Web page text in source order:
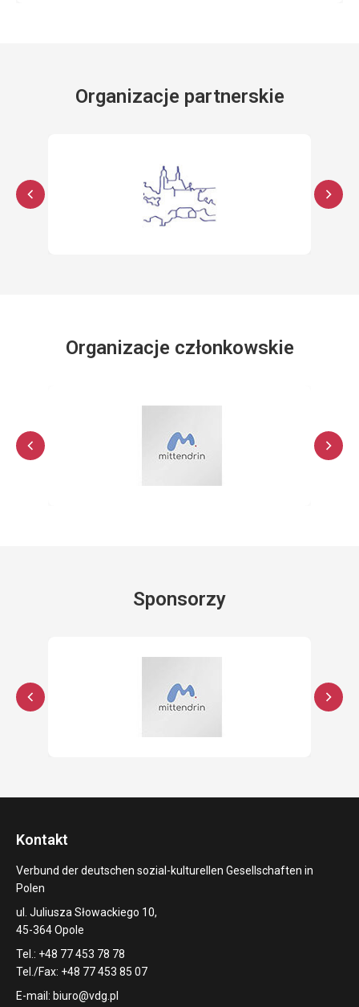
Organizacje partnerskie
Organizacje członkowskie
Sponsorzy
Kontakt
Verbund der deutschen sozial-kulturellen Gesellschaften in
Polen
ul. Juliusza Słowackiego 10,
45-364 Opole
Tel.: +48 77 453 78 78
Tel./Fax: +48 77 453 85 07
E-mail: biuro@vdg.pl